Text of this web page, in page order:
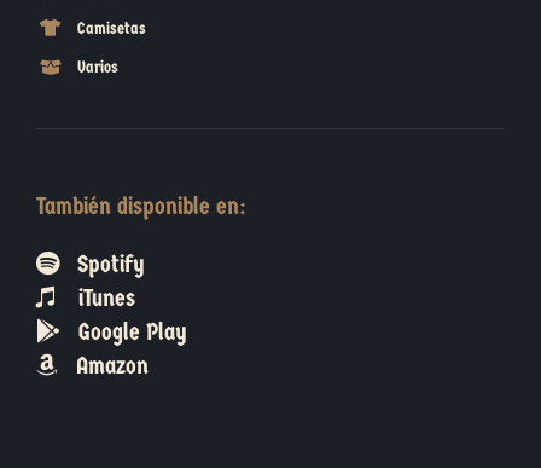
Camisetas
Varios
También disponible en:
Spotify
iTunes
Google Play
Amazon